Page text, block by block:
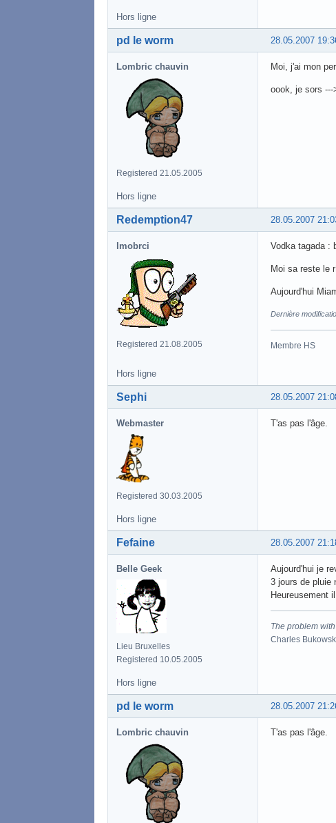
Hors ligne
28.05.2007
pd le worm
Lombric chauvin
Registered 21.05.2005
Moi, j'ai mon
oook, je sors ---
Hors ligne
28.05.2007
Redemption47
lmobrci
Registered 21.08.2005
Vodka tagada :
Moi sa reste le
Aujourd'hui
Dernière
Membre HS
Hors ligne
28.05.2007
Sephi
Webmaster
Registered 30.03.2005
T'as pas l'âge.
Hors ligne
28.05.2007
Fefaine
Belle Geek
Lieu Bruxelles
Registered 10.05.2005
Aujourd'hui je
3 jours de pluie
Heureusement
The problem
Charles
Hors ligne
28.05.2007
pd le worm
Lombric chauvin T'as pas l'âge.